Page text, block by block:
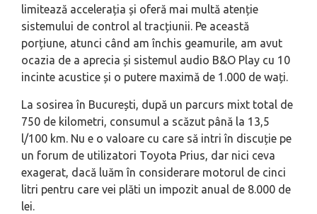
limitează accelerația și oferă mai multă atenție
sistemului de control al tracțiunii. Pe această
porțiune, atunci când am închis geamurile, am avut
ocazia de a aprecia și sistemul audio B&O Play cu 10
incinte acustice și o putere maximă de 1.000 de wați.
La sosirea în București, după un parcurs mixt total de
750 de kilometri, consumul a scăzut până la 13,5
l/100 km. Nu e o valoare cu care să intri în discuție pe
un forum de utilizatori Toyota Prius, dar nici ceva
exagerat, dacă luăm în considerare motorul de cinci
litri pentru care vei plăti un impozit anual de 8.000 de
lei.